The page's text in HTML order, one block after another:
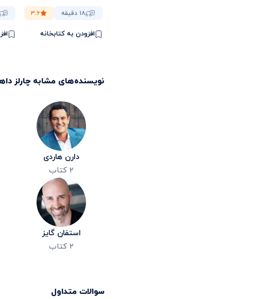
۱۸ دقیقه ۳.۶
افزودن به کتابخانه
نویسنده‌های مشابه چارلز
دارن هاردی
۲ کتاب
استفان گایز
۲ کتاب
سوالات متداول